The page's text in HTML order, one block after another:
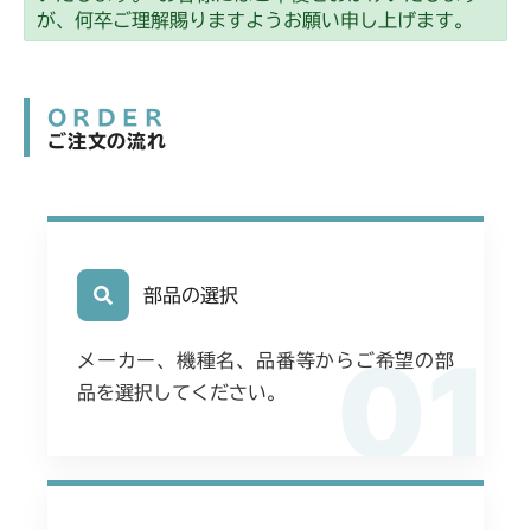
が、何卒ご理解賜りますようお願い申し上げます。
ORDER
ご注文の流れ
01
部品の選択
メーカー、機種名、品番等からご希望の部
品を選択してください。